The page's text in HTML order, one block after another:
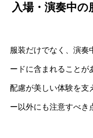
入場・演奏中
服装だけでなく、演奏
ードに含まれることが
配慮が美しい体験を支
ー以外にも注意すべき